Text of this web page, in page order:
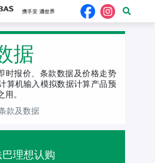
据
时报价、条款数据及价格走势
算机输入模拟数据计算产品预
。
款及数据
巴理想认购